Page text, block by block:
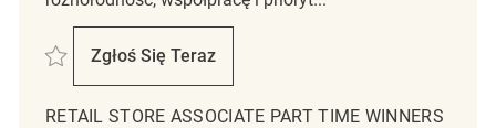
Zapisać Retail Store Associate Temporary HomeSense - Belleville
Zgłoś Się Teraz
Retail Store Associate Temporary
RETAIL STORE ASSOCIATE PART TIME WINNERS